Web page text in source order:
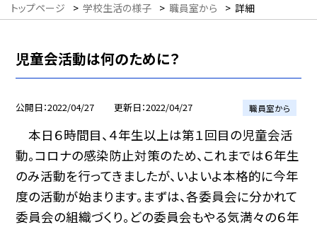
トップページ > 学校生活の様子 > 職員室から > 詳細
児童会活動は何のために？
公開日 2022/04/27 更新日 2022/04/27 職員室から
本日６時間目、４年生以上は第１回目の児童会活
動。コロナの感染防止対策のため、これまでは６年生
のみ活動を行ってきましたが、いよいよ本格的に今年
度の活動が始まります。まずは、各委員会に分かれて
委員会の組織づくり。どの委員会もやる気満々の６年